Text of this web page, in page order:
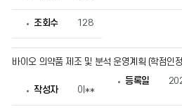
운
안
내
의
게
번
조회수 128
바이오 의약품 제조 및 분석 운영계획 (학점인
작성자 이**
등록일